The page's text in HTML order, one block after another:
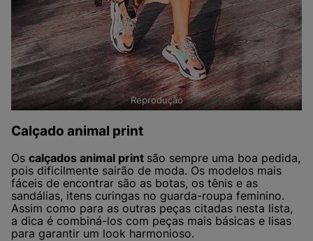
Reprodução
Calçado animal print
Os calçados animal print são sempre uma boa pedida,
pois dificilmente sairão de moda. Os modelos mais
fáceis de encontrar são as botas, os tênis e as
sandálias, itens curingas no guarda-roupa feminino.
Assim como para as outras peças citadas nesta lista,
a dica é combiná-los com peças mais básicas e lisas
para garantir um look harmonioso.